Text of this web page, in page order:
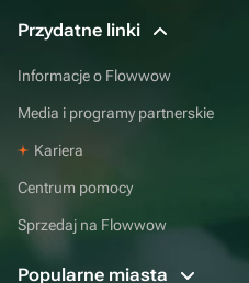
Przydatne linki
Informacje o Flowwow
Media i programy partnerskie
Kariera
Centrum pomocy
Sprzedaj na Flowwow
Popularne miasta